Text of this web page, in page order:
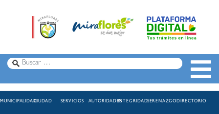
MUNICIPALIDADCIUDAD SERVICIOS AUTORIDADESINTEGRIDADSERENAZGODIRECTORIO